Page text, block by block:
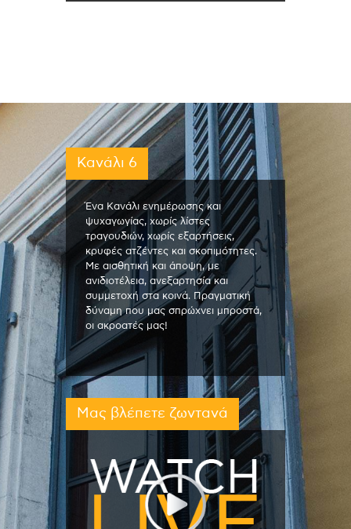
Κανάλι 6
Ένα Κανάλι ενημέρωσης και
ψυχαγωγίας, χωρίς λίστες
τραγουδιών, χωρίς εξαρτήσεις,
κρυφές ατζέντες και σκοπιμότητες.
Με αισθητική και άποψη, με
ανιδιοτέλεια, ανεξαρτησία και
συμμετοχή στα κοινά. Πραγματική
δύναμη που μας σπρώχνει μπροστά,
οι ακροατές μας!
Μας βλέπετε ζωντανά